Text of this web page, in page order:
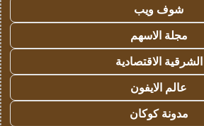
شوف ويب
مجلة الاسهم
الشرقية الاقتصادية
عالم الايفون
مدونة كوكان